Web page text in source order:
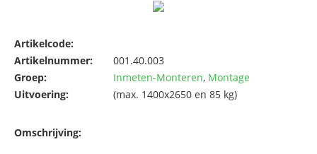
Artikelcode:
Artikelnummer:
001.40.003
Groep:
Inmeten-Monteren, Montage
Uitvoering:
(max. 1400x2650 en 85 kg)
Omschrijving: